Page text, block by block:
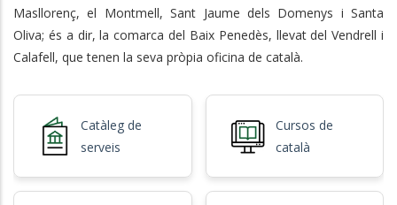
Masllorenç, el Montmell, Sant Jaume dels Domenys i Santa
Oliva; és a dir, la comarca del Baix Penedès, llevat del Vendrell i
Calafell, que tenen la seva pròpia oficina de català.
Catàleg de
serveis
Cursos de
català